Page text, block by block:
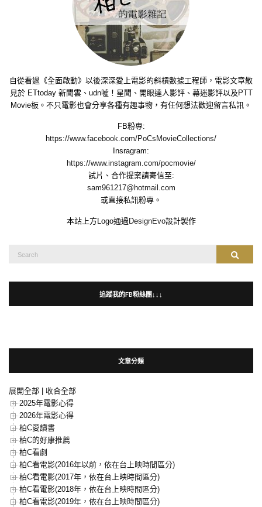
自從看過《全面啟動》以後深深愛上電影的斜槓數據工程師，電影文章散
見於 ETtoday 新聞雲、udn噓！星聞、開眼達人影評、幕迷影評以及PTT
Movie板。不只電影也會分享各種有趣事物，有任何想法歡迎留言私訊。
FB粉專:
https://www.facebook.com/PoCsMovieCollections/
Insragram:
https://www.instagram.com/pocmovie/
試片、合作提案請寄信至:
sam961217@hotmail.com
或直接私訊粉專。
本站上方Logo通過 DesignEvo設計製作
Search
Search
追蹤我的FB粉絲團↓↓↓
文章分類
展開全部
收合全部
2025年電影心得
2026年電影心得
柏C愛讀書
柏C的好康推薦
柏C看劇
柏C看電影(2016年以前，依在台上映時間區分)
柏C看電影(2017年，依在台上映時間區分)
柏C看電影(2018年，依在台上映時間區分)
柏C看電影(2019年，依在台上映時間區分)